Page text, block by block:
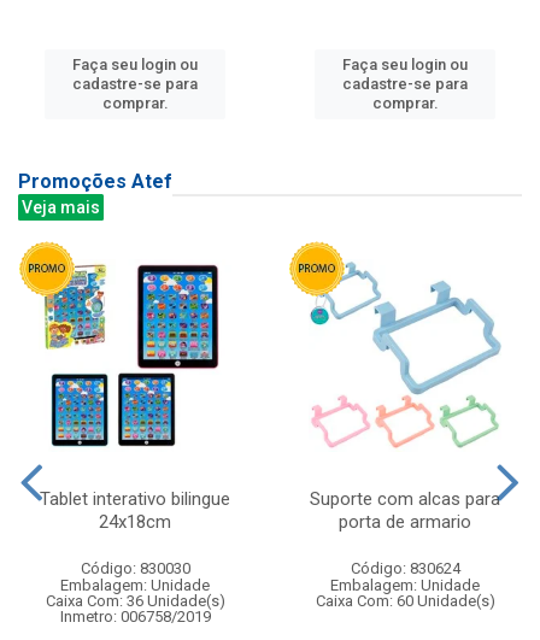
Faça seu login ou
cadastre-se para
comprar.
Faça seu login ou
cadastre-se para
comprar.
Promoções Atef
Veja mais
Tablet interativo bilingue
24x18cm
Código: 830030
Embalagem: Unidade
Caixa Com: 36 Unidade(s)
Inmetro: 006758/2019
Suporte com alcas para
porta de armario
Código: 830624
Embalagem: Unidade
Caixa Com: 60 Unidade(s)